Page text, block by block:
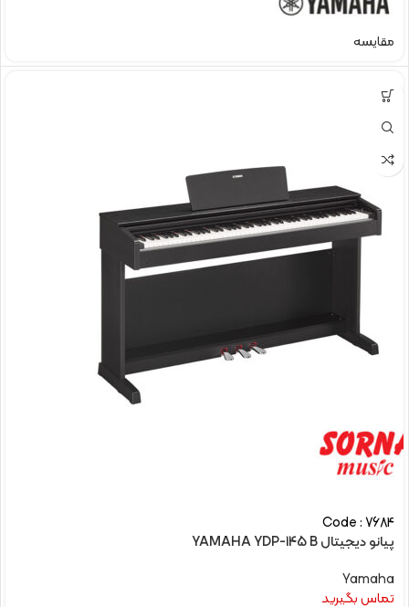
مقایسه
Code : 7684
پیانو دیجیتال YAMAHA YDP-145 B
Yamaha
تماس بگیرید